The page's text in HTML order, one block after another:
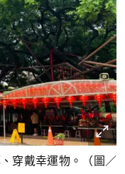
穿戴幸運物。（圖／